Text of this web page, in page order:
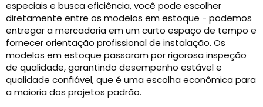
especiais e busca eficiência, você pode escolher
diretamente entre os modelos em estoque - podemos
entregar a mercadoria em um curto espaço de tempo e
fornecer orientação profissional de instalação. Os
modelos em estoque passaram por rigorosa inspeção
de qualidade, garantindo desempenho estável e
qualidade confiável, que é uma escolha econômica para
a maioria dos projetos padrão.